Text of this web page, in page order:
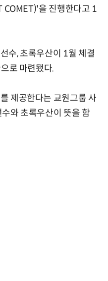
COMET)'을 진행한다고 1
수, 초록우산이 1월 체결
로 마련됐다.
제공한다는 교원그룹 사
와 초록우산이 뜻을 함